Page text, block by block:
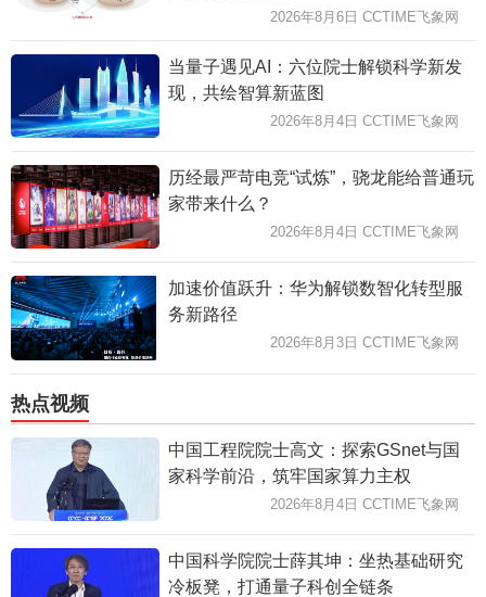
2026年8月6日 CCTIME飞象网
当量子遇见AI：六位院士解锁科学新发
现，共绘智算新蓝图
2026年8月4日 CCTIME飞象网
历经最严苛电竞“试炼”，骁龙能给普通玩
家带来什么？
2026年8月4日 CCTIME飞象网
加速价值跃升：华为解锁数智化转型服
务新路径
2026年8月3日 CCTIME飞象网
热点视频
中国工程院院士高文：探索GSnet与国
家科学前沿，筑牢国家算力主权
2026年8月4日 CCTIME飞象网
中国科学院院士薛其坤：坐热基础研究
冷板凳，打通量子科创全链条